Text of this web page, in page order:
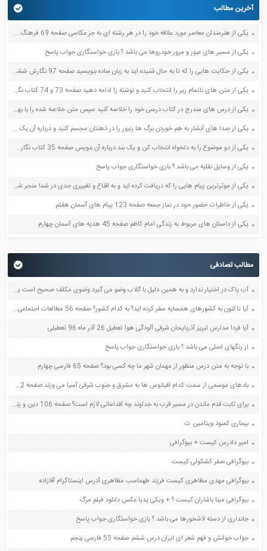
آخرین مطالب
یکی از هنرمندان معاصر مورد علاقه خود را در هر رشته ای به جز عکاسی صفحه 69 فرهنگ و هنر نهم
یکی از مسیر های عبور و مرور خودروها می باشد ؟ بازی خواستگاری جواب پاسخ
یکی از حکایت هایی را که تا به حال شنیده اید به زبان ساده بنویسید صفحه 97 نگارش ششم دبستان
یکی از متن های ناتمام زیر را انتخاب کنید و نوشته را ادامه دهید صفحه 73 و 74 کتاب نگارش فارسی پنجم دبستان
یکی از درس های مندرج در کتاب درسی خود را خلاصه کنید سپس متن خلاصه شده را با بهره گیری از روش های دسته بندی نمودار جدول نقشه مفهومی نشان دهید صفحه 118 نگارش یازدهم
یکی از صدا های آبشار به هم خوردن برگ ها زنبور را در ذهنتان مجسم کنید و درباره آن یک بند بنویسید صفحه 11 نگارش پنجم
یکی از دو موضوع را به دلخواه انتخاب کن و یک بند درباره آن بنویس صفحه 35 کتاب نگارش فارسی سوم
یکی از وسایل نقلیه می باشد ؟ بازی خواستگاری جواب پاسخ
یکی از موثرترین پیام هایی را که دریافت کرده اید و به اقناع و تغییری جدی در شما منجر شده است برسی کنید و علت این تاثیر گذاری قابل توجه را بنویسید صفحه 52 تفکر و سواد رسانه ای دهم
یکی از خاطرات حضور خود در نماز جمعه صفحه 123 پیام های آسمان هفتم
یکی از داستان های مربوط به زندگی امام کاظم صفحه 45 هدیه های آسمان چهارم
مطالب تصادفی
آب پاک در اختیار ندارد و به همین دلیل با گلاب وضو می گیرد وضوی مکلف صحیح است یا باطل صفحه 68 پیام های آسمان نهم
آیا تاکنون به کشورهای همسایه سفر کرده اید؟ به کدام کشور؟ صفحه 56 مطالعات اجتماعی پنجم
آیا فردا مدارس تبریز آذربایجان شرقی آلودگی هوا تعطیل 26 آذر ماه 96 تعطیلی
از رنگهای اصلی می باشد ؟ بازی خواستگاری جواب پاسخ
با توجه به متن درس منظور از مهمان شهر ما چه کسی بود؟ صفحه 65 فارسی چهارم
بادهای موسمی از سمت کدام اقیانوس ها به مشرق و جنوب شرقی آسیا می وزند صفحه 112 مطالعات اجتماعی هشتم
برای ثابت قدم ماندن در مسیر قرب به خداوند چه اقداماتی لازم است؟ صفحه 106 دین و زندگی دهم
بیماری کمبود ویتامین ث
امیر دادرس کیست + بیوگرافی
بیوگرافی صفر کشکولی کیست
بیوگرافی مهدی مظاهری کیست فرزند طهماسب مظاهری آدرس اینستاگرام آقازاده
بیوگرافی مینا باشاران کیست ؟ + ویکی پدیا عکس دانلود فیلم مرگ
جانداری از دسته لاشخورها می باشد ؟ بازی خواستگاری جواب پاسخ
جواب خوانش و فهم شعر ای ایران درس ششم صفحه 53 فارسی پنجم